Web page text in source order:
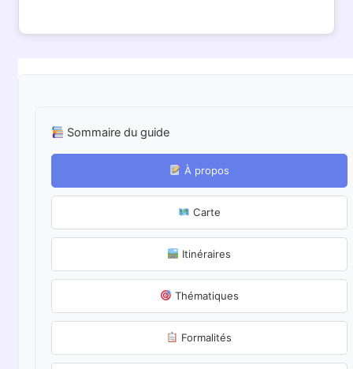
Sommaire du guide
À propos
Carte
Itinéraires
Thématiques
Formalités